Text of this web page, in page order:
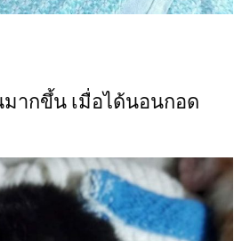
ากขึ้น เมื่อได้นอนกอด